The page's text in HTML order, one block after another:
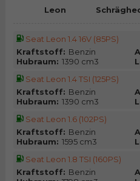
Leon
Seat Leon 1.4 16V (85PS)
Kraftstoff: Benzin
Hubraum: 1390 cm3
Seat Leon 1.4 TSI (125PS)
Kraftstoff: Benzin
Hubraum: 1390 cm3
Seat Leon 1.6 (102PS)
Kraftstoff: Benzin
Hubraum: 1595 cm3
Seat Leon 1.8 TSI (160PS)
Kraftstoff: Benzin